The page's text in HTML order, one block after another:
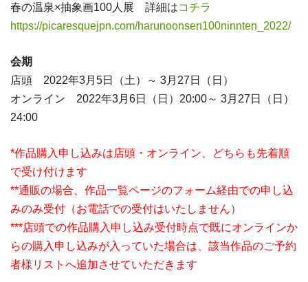
春の温泉×抽象画100人展 詳細はコチラ
https://picaresquejpn.com/harunoonsen100ninnten_2022/
会期
店頭 2022年3月5日（土）～ 3月27日（日）
オンライン 2022年3月6日（日）20:00～ 3月27日（日）
24:00
*作品購入申し込みは店頭・オンライン、どちらも先着順
で受け付けます
**通販の場合、作品一覧ページのフォーム経由での申し込
みのみ受付（お電話での受付はいたしません）
***店頭での作品購入申し込み受付時点で既にオンラインか
らの購入申し込みが入っていた場合は、該当作品のご予約
者様リストへ追加させていただきます